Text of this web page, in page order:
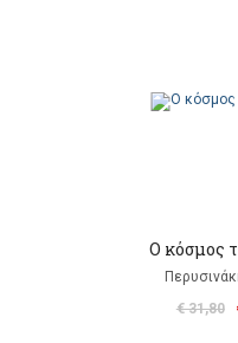
Ο κόσμος
€ 31,80